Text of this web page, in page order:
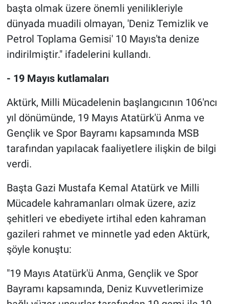
başta olmak üzere önemli yenilikleriyle
dünyada muadili olmayan, 'Deniz Temizlik ve
Petrol Toplama Gemisi' 10 Mayıs'ta denize
indirilmiştir." ifadelerini kullandı.
- 19 Mayıs kutlamaları
Aktürk, Milli Mücadelenin başlangıcının 106'ncı
yıl dönümünde, 19 Mayıs Atatürk'ü Anma ve
Gençlik ve Spor Bayramı kapsamında MSB
tarafından yapılacak faaliyetlere ilişkin de bilgi
verdi.
Başta Gazi Mustafa Kemal Atatürk ve Milli
Mücadele kahramanları olmak üzere, aziz
şehitleri ve ebediyete irtihal eden kahraman
gazileri rahmet ve minnetle yad eden Aktürk,
şöyle konuştu:
"19 Mayıs Atatürk'ü Anma, Gençlik ve Spor
Bayramı kapsamında, Deniz Kuvvetlerimize